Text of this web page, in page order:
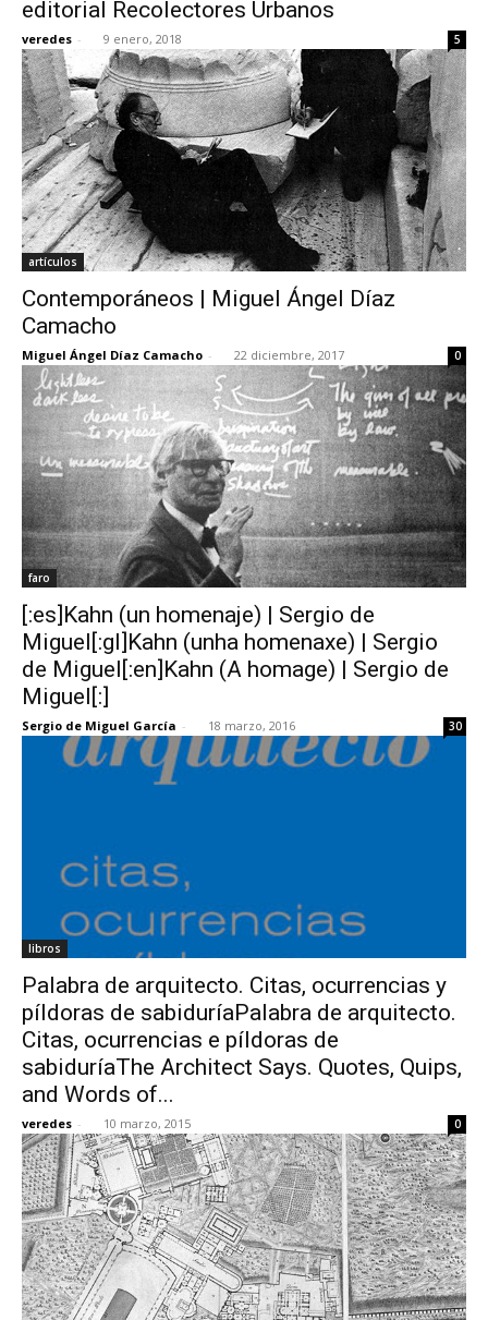
editorial Recolectores Urbanos
veredes - 9 enero, 2018 5
artículos
Contemporáneos | Miguel Ángel Díaz
Camacho
Miguel Ángel Díaz Camacho - 22 diciembre, 2017 0
faro
[:es]Kahn (un homenaje) | Sergio de
Miguel[:gl]Kahn (unha homenaxe) | Sergio
de Miguel[:en]Kahn (A homage) | Sergio de
Miguel[:]
Sergio de Miguel García - 18 marzo, 2016 30
libros
Palabra de arquitecto. Citas, ocurrencias y
píldoras de sabiduríaPalabra de arquitecto.
Citas, ocurrencias e píldoras de
sabiduríaThe Architect Says. Quotes, Quips,
and Words of...
veredes - 10 marzo, 2015 0